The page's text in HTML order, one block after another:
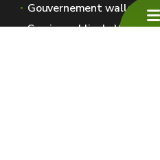
Gouvernement wallon
Service public de Wallonie